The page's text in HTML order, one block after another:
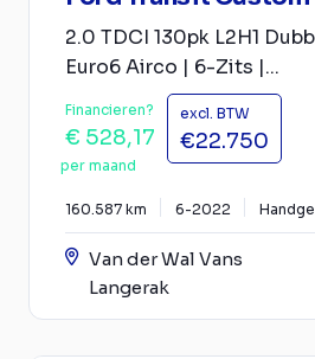
2.0 TDCI 130pk L2H1
Euro6 Airco | 6-Zits |...
Financieren?
€ 528,17
per maand
excl. BTW
€22.750
160.587 km 6-2022
Van der Wal Vans
Langerak